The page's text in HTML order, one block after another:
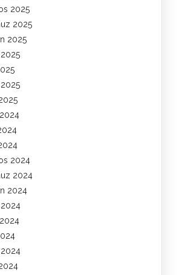
2025
2025
2025
2025
2024
2024
2024
2024